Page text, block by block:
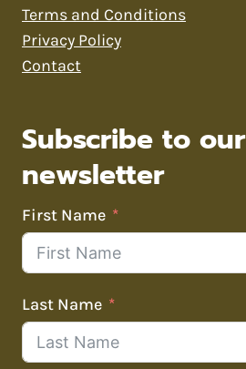
Terms and Conditions
Privacy Policy
Contact
Subscribe to our
newsletter
First Name
Last Name